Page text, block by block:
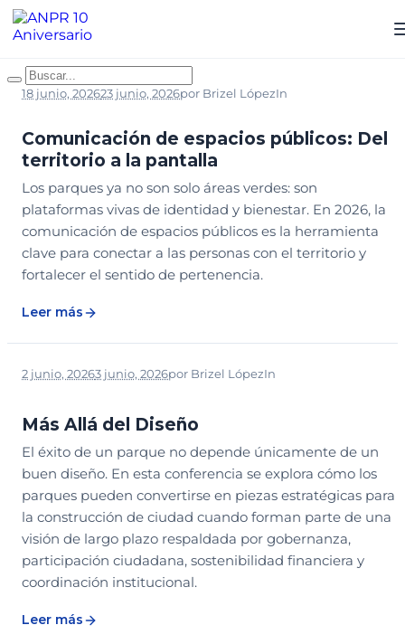
18 junio, 202623 junio, 2026por Brizel LópezIn
Comunicación de espacios públicos: Del
territorio a la pantalla
Los parques ya no son solo áreas verdes: son
plataformas vivas de identidad y bienestar. En 2026, la
comunicación de espacios públicos es la herramienta
clave para conectar a las personas con el territorio y
fortalecer el sentido de pertenencia.
Leer más
2 junio, 20263 junio, 2026por Brizel LópezIn
⁠Más Allá del Diseño
El éxito de un parque no depende únicamente de un
buen diseño. En esta conferencia se explora cómo los
parques pueden convertirse en piezas estratégicas para
la construcción de ciudad cuando forman parte de una
visión de largo plazo respaldada por gobernanza,
participación ciudadana, sostenibilidad financiera y
coordinación institucional.
Leer más